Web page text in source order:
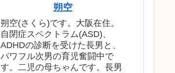
朔空
朔空(さくら)です。大阪在住。
自閉症スペクトラム(ASD)、
ADHDの診断を受けた長男と、
パワフル次男の育児奮闘中で
す。二児の母ちゃんです。長男